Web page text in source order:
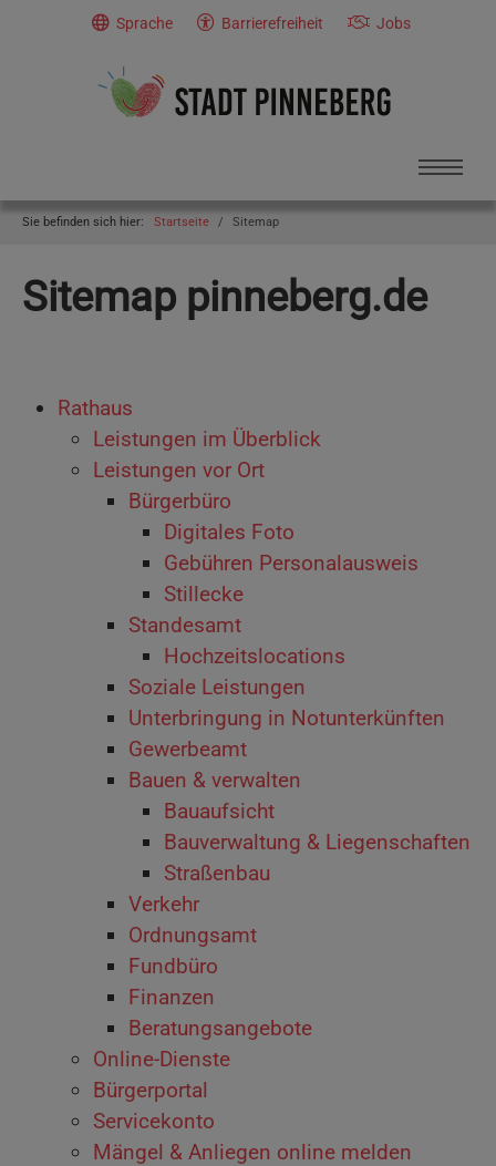
Skip to main navigation
Skip to main content
Skip to page footer
Sprache Barrierefreiheit Jobs
You are here:
Sie befinden sich hier: Startseite Sitemap
Sitemap pinneberg.de
Rathaus
Leistungen im Überblick
Leistungen vor Ort
Bürgerbüro
Digitales Foto
Gebühren Personalausweis
Stillecke
Standesamt
Hochzeitslocations
Soziale Leistungen
Unterbringung in Notunterkünften
Gewerbeamt
Bauen & verwalten
Bauaufsicht
Bauverwaltung & Liegenschaften
Straßenbau
Verkehr
Ordnungsamt
Fundbüro
Finanzen
Beratungsangebote
Online-Dienste
Bürgerportal
Servicekonto
Mängel & Anliegen online melden